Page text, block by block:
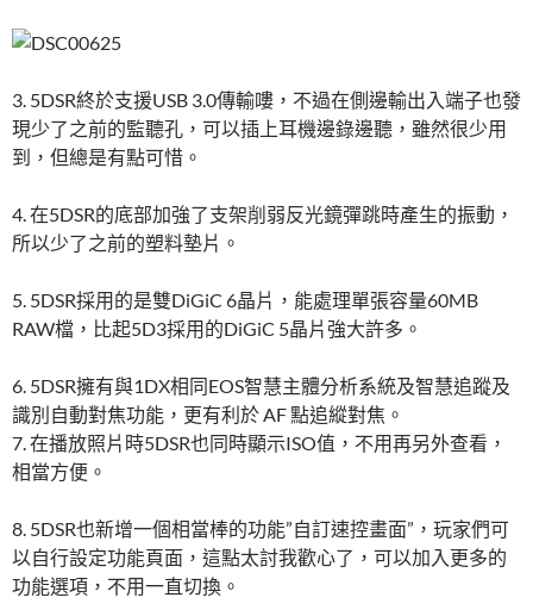
3. 5DSR終於支援USB 3.0傳輸嘍，不過在側邊輸出入端子也發
現少了之前的監聽孔，可以插上耳機邊錄邊聽，雖然很少用
到，但總是有點可惜。
4. 在5DSR的底部加強了支架削弱反光鏡彈跳時產生的振動，
所以少了之前的塑料墊片。
5. 5DSR採用的是雙DiGiC 6晶片，能處理單張容量60MB
RAW檔，比起5D3採用的DiGiC 5晶片強大許多。
6. 5DSR擁有與1DX相同EOS智慧主體分析系統及智慧追蹤及
識別自動對焦功能，更有利於 AF 點追縱對焦。
7. 在播放照片時5DSR也同時顯示ISO值，不用再另外查看，
相當方便。
8. 5DSR也新增一個相當棒的功能”自訂速控畫面”，玩家們可
以自行設定功能頁面，這點太討我歡心了，可以加入更多的
功能選項，不用一直切換。